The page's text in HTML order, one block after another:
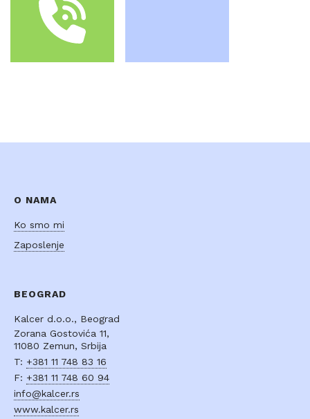
O NAMA
Ko smo mi
Zaposlenje
BEOGRAD
Kalcer d.o.o., Beograd
Zorana Gostovića 11,
11080 Zemun, Srbija
T: +381 11 748 83 16
F: +381 11 748 60 94
info@kalcer.rs
www.kalcer.rs